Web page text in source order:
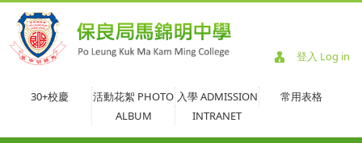
登入 Log in
30+校慶
活動花絮 PHOTO
ALBUM
入學 ADMISSION
常用表格
INTRANET